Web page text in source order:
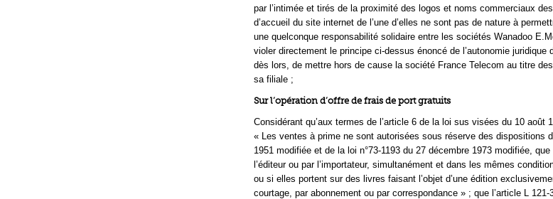
par l’intimée et tirés de la proximité des logos et noms commerciaux
d’accueil du site internet de l’une d’elles ne sont pas de nature à
une quelconque responsabilité solidaire entre les sociétés Wanadoo
violer directement le principe ci-dessus énoncé de l’autonomie juridique
dès lors, de mettre hors de cause la société France Telecom au titre
sa filiale ;
Sur l’opération d’offre de frais de port gratuits
Considérant qu’aux termes de l’article 6 de la loi sus visées du 10 août
« Les ventes à prime ne sont autorisées sous réserve des dispositions
1951 modifiée et de la loi n°73-1193 du 27 décembre 1973 modifiée,
l’éditeur ou par l’importateur, simultanément et dans les mêmes
ou si elles portent sur des livres faisant l’objet d’une édition
courtage, par abonnement ou par correspondance » ; que l’article L